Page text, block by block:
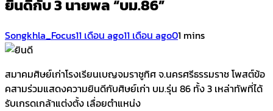
ยินดีกับ 3 นายพล “บม.86”
Songkhla_Focus11 เดือน ago11 เดือน ago01 mins
สมาคมศิษย์เก่าโรงเรียนเบญจมราชูทิศ จ.นครศรีธรรมราช โพสต์ข้อ
คสามร่วมแสดงความยินดีกับศิษย์เก่า บม.รุ่น 86 ทั้ง 3 เหล่าทัพที่ได้
รับเกรดเกล้าแต่งตั้ง เลื่อยตำแหน่ง